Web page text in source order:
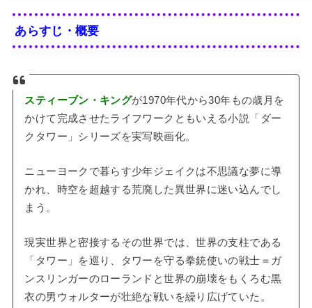
あらすじ・概要
スティーブン・キングが1970年代から30年もの歳月を
かけて完成させたライフワークともいえる小説「ダー
クタワー」シリーズを実写映画化。
ニューヨークで暮らす少年ジェイクは不思議な夢に導
かれ、時空を超越する荒廃した異世界に迷い込んでし
まう。
現実世界と密接するその世界では、世界の支柱である
「タワー」を巡り、タワーを守る拳銃使いの戦士＝ガ
ンスリンガーのローランドと世界の崩壊をもくろむ黒
衣の男ウォルターが壮絶な戦いを繰り広げていた。